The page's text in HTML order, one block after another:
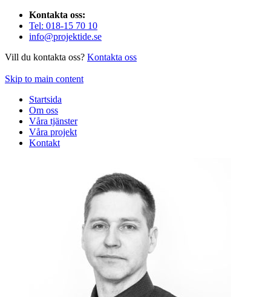
Kontakta oss:
Tel: 018-15 70 10
info@projektide.se
Vill du kontakta oss? Kontakta oss
Skip to main content
Startsida
Om oss
Våra tjänster
Våra projekt
Kontakt